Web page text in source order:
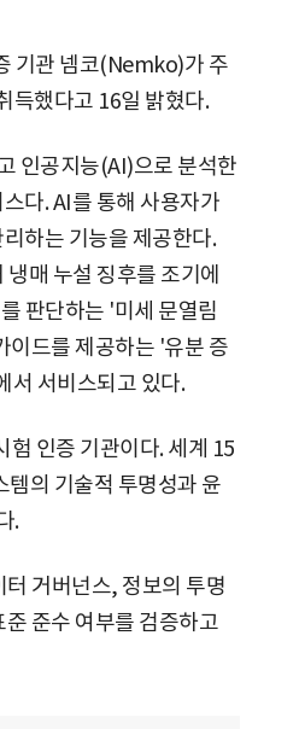
기관 넴코(Nemko)가 주
득했다고 16일 밝혔다.
인공지능(AI)으로 분석한
다. AI를 통해 사용자가
하는 기능을 제공한다.
매 누설 징후를 조기에
판단하는 '미세 문열림
드를 제공하는 '유분 증
서 서비스되고 있다.
험 인증 기관이다. 세계 15
의 기술적 투명성과 윤
.
거버넌스, 정보의 투명
준수 여부를 검증하고